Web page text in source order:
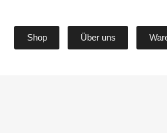
Shop Über uns